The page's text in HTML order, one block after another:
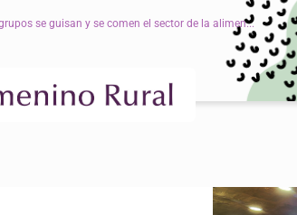
se guisan y se comen el sector de la alimen...